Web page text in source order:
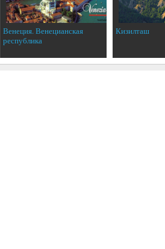
Венеция. Венецианская
республика
Кизилташ